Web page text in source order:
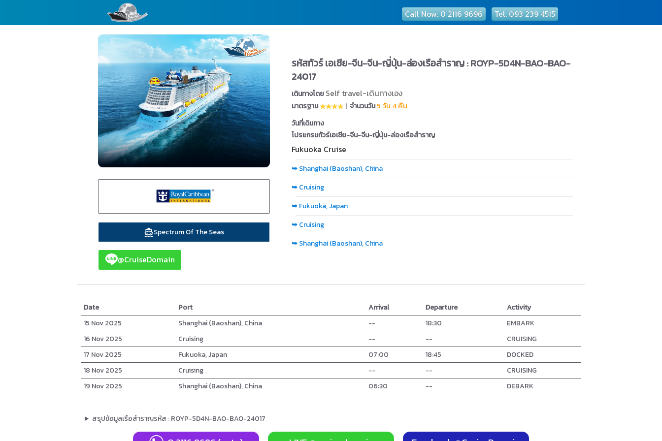
Call Now: 0 2116 9696 Tel: 093 239 4515
Spectrum Of The Seas
@CruiseDomain
รหัสทัวร์ เอเชีย-จีน-จีน-ญี่ปุ่น-ล่องเรือสำราญ : ROYP-5D4N-BAO-BAO-
24017
เดินทางโดยSelf travel-เดินทางเอง
มาตรฐาน | จำนวนวัน5 วัน 4 คืน
วันที่เดินทาง
โปรแกรมทัวร์เอเชีย-จีน-จีน-ญี่ปุ่น-ล่องเรือสำราญ
Fukuoka Cruise
➥Shanghai (Baoshan), China
➥Cruising
➥Fukuoka, Japan
➥Cruising
➥Shanghai (Baoshan), China
Date Port Arrival Departure
Activity
15 Nov 2025
Shanghai (Baoshan), China -- 18:30
EMBARK
16 Nov 2025
Cruising -- --
CRUISING
17 Nov 2025
Fukuoka, Japan 07:00 18:45
DOCKED
18 Nov 2025
Cruising -- --
CRUISING
19 Nov 2025
Shanghai (Baoshan), China 06:30 -- DEBARK
สรุปข้อมูลเรือสำราญรหัส : ROYP-5D4N-BAO-BAO-24017